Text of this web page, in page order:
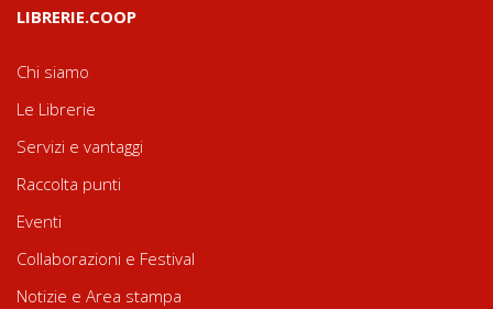
LIBRERIE.COOP
Chi siamo
Le Librerie
Servizi e vantaggi
Raccolta punti
Eventi
Collaborazioni e Festival
Notizie e Area stampa